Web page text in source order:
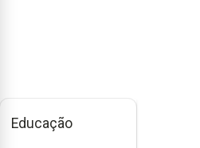
Educação